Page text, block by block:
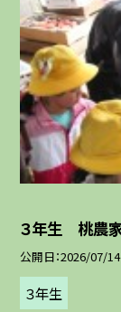
３年生 桃農家
公開日 2026/07/14
３年生